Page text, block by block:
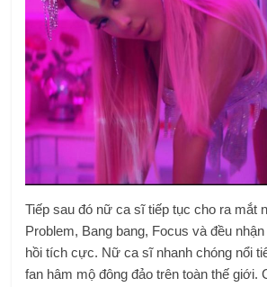
Tiếp sau đó nữ ca sĩ tiếp tục cho ra mắt
Problem, Bang bang, Focus và đều
hồi tích cực. Nữ ca sĩ nhanh chóng nổi
fan hâm mộ đông đảo trên toàn thế giới.